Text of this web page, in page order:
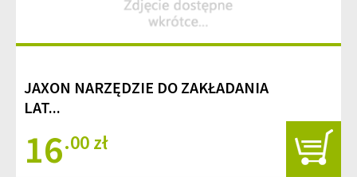
JAXON NARZĘDZIE DO ZAKŁADANIA
LAT...
16.00 zł